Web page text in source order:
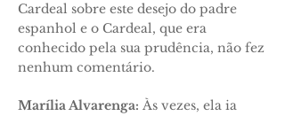
Cardeal sobre este desejo do padre
espanhol e o Cardeal, que era
conhecido pela sua prudência, não fez
nenhum comentário.
Marília Alvarenga: Às vezes, ela ia